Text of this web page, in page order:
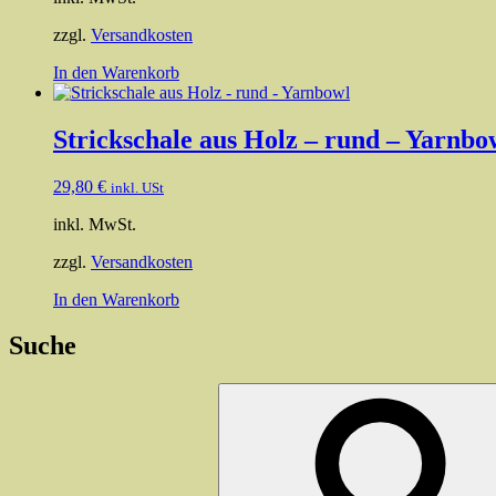
zzgl. Versandkosten
In den Warenkorb
Strickschale aus Holz – rund –
29,80 € inkl. USt
inkl. MwSt.
zzgl. Versandkosten
In den Warenkorb
Suche